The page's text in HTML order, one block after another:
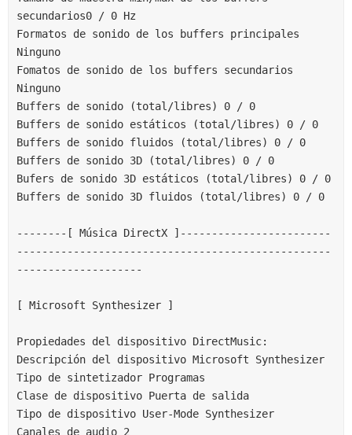
secundarios0 / 0 Hz
Formatos de sonido de los buffers principales
Ninguno
Fomatos de sonido de los buffers secundarios
Ninguno
Buffers de sonido (total/libres) 0 / 0
Buffers de sonido estáticos (total/libres) 0 / 0
Buffers de sonido fluidos (total/libres) 0 / 0
Buffers de sonido 3D (total/libres) 0 / 0
Bufers de sonido 3D estáticos (total/libres) 0 / 0
Buffers de sonido 3D fluidos (total/libres) 0 / 0
--------[ Música DirectX ]------------------------
--------------------------------------------------
--------------------
[ Microsoft Synthesizer ]
Propiedades del dispositivo DirectMusic:
Descripción del dispositivo Microsoft Synthesizer
Tipo de sintetizador Programas
Clase de dispositivo Puerta de salida
Tipo de dispositivo User-Mode Synthesizer
Canales de audio 2